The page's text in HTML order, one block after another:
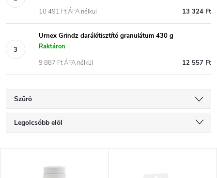
13 324 Ft
10 491 Ft ÁFA nélkül
Urnex Grindz darálótisztító granulátum 430 g
Raktáron
12 557 Ft
9 887 Ft ÁFA nélkül
Szűrő
T
e
Legolcsóbb elöl